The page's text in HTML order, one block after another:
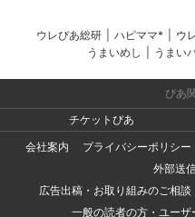
ウレぴあ総研 ハピママ* ウ
うまいめし
うまい
ぴあ
チケットぴあ
会社案内
プライバシーポリシー
外部送
広告出稿・お取り組みのご相
一般の読者の方・ユー